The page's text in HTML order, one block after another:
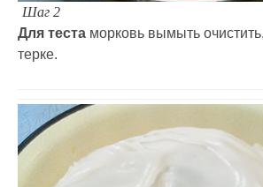
Шаг 2
Для теста морковь вымыть
терке.